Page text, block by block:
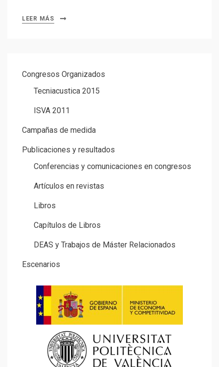
LEER MÁS
Congresos Organizados
Tecniacustica 2015
ISVA 2011
Campañas de medida
Publicaciones y resultados
Conferencias y comunicaciones en congresos
Artículos en revistas
Libros
Capítulos de Libros
DEAS y Trabajos de Máster Relacionados
Escenarios